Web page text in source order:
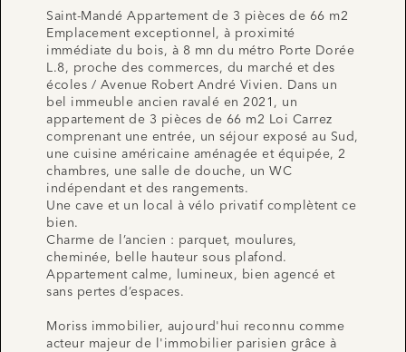
Saint-Mandé Appartement de 3 pièces de 66 m2
Emplacement exceptionnel, à proximité
immédiate du bois, à 8 mn du métro Porte Dorée
L.8, proche des commerces, du marché et des
écoles / Avenue Robert André Vivien. Dans un
bel immeuble ancien ravalé en 2021, un
appartement de 3 pièces de 66 m2 Loi Carrez
comprenant une entrée, un séjour exposé au Sud,
une cuisine américaine aménagée et équipée, 2
chambres, une salle de douche, un WC
indépendant et des rangements.
Une cave et un local à vélo privatif complètent ce
bien.
Charme de l’ancien : parquet, moulures,
cheminée, belle hauteur sous plafond.
Appartement calme, lumineux, bien agencé et
sans pertes d’espaces.
Moriss immobilier, aujourd'hui reconnu comme
acteur majeur de l'immobilier parisien grâce à